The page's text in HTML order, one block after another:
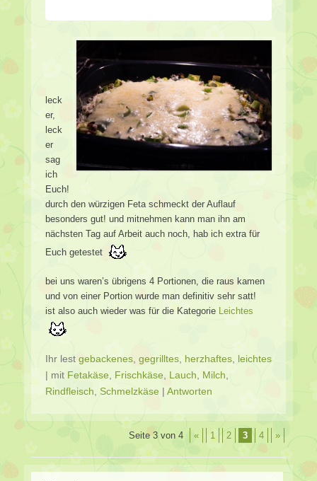
leck
er,
leck
er
sag
ich
Euch!
durch den würzigen Feta schmeckt der Auflauf
besonders gut! und mitnehmen kann man ihn am
nächsten Tag auf Arbeit auch noch, hab ich extra für
Euch getestet
bei uns waren’s übrigens 4 Portionen, die raus kamen
und von einer Portion wurde man definitiv sehr satt!
ist also auch wieder was für die Kategorie Leichtes
Ihr lest gebackenes, gegrilltes, herzhaftes, leichtes
| mit Fetakäse, Frischkäse, Lauch, Milch,
Rindfleisch, Schmelzkäse | Antworten
Seite 3 von 4 « 1 2 3 4 »